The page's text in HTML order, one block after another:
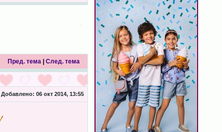
Пред. тема| След. тема
Добавлено: 06 окт 2014, 13:55